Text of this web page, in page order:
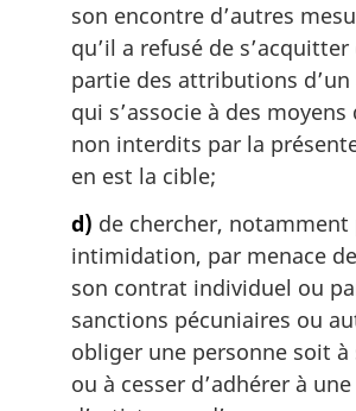
son encontre d’autres
qu’il a refusé de
partie des attributions
qui s’associe à des
non interdits par la
en est la cible;
d) de chercher, notamment
intimidation, par menace
son contrat individuel ou
sanctions pécuniaires ou
obliger une personne soit à
ou à cesser d’adhérer à